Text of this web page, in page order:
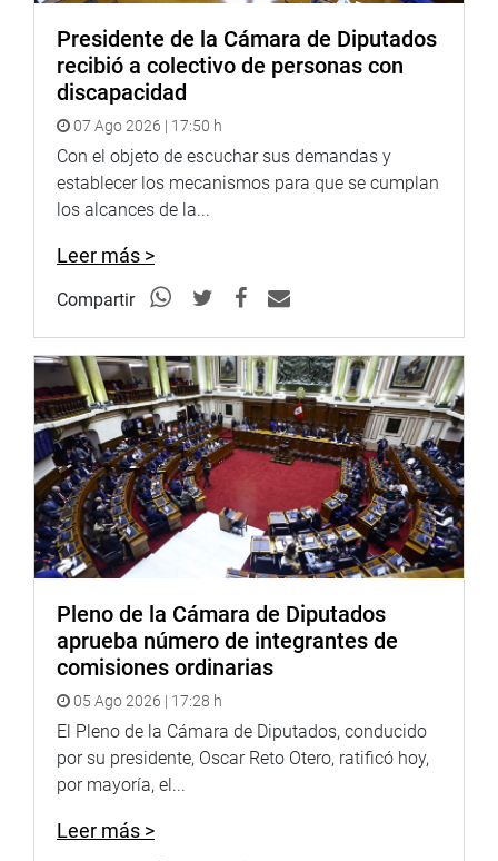
Presidente de la Cámara de Diputados
recibió a colectivo de personas con
discapacidad
07 Ago 2026 | 17:50 h
Con el objeto de escuchar sus demandas y
establecer los mecanismos para que se cumplan
los alcances de la...
Leer más >
Compartir
Pleno de la Cámara de Diputados
aprueba número de integrantes de
comisiones ordinarias
05 Ago 2026 | 17:28 h
El Pleno de la Cámara de Diputados, conducido
por su presidente, Oscar Reto Otero, ratificó hoy,
por mayoría, el...
Leer más >